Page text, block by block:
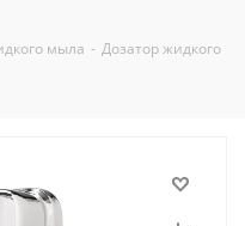
мыла - Дозатор жидкого